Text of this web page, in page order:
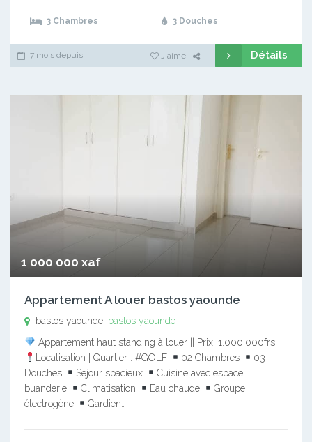
3 Chambres 3 Douches
7 mois depuis J'aime Détails
1 000 000 xaf
Appartement A louer bastos yaounde
bastos yaounde, bastos yaounde
Appartement haut standing à louer || Prix: 1.000.000frs
Localisation | Quartier : #GOLF
02 Chambres
03
Douches
Séjour spacieux
Cuisine avec espace
buanderie
Climatisation Eau chaude
Groupe
électrogène
Gardien…